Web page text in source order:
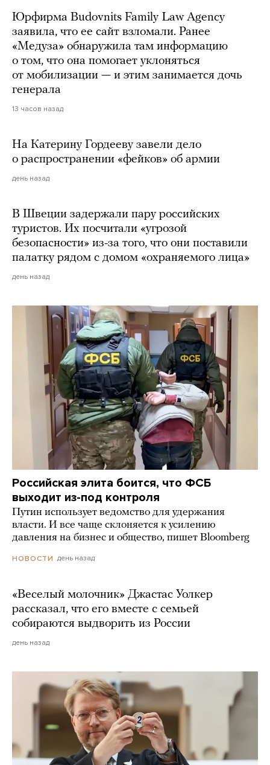
Юрфирма Budovnits Family Law Agency
заявила, что ее сайт взломали. Ранее
«Медуза» обнаружила там информацию
о том, что она помогает уклоняться
от мобилизации — и этим занимается дочь
генерала
13 часов назад
На Катерину Гордееву завели дело
о распространении «фейков» об армии
день назад
В Швеции задержали пару российских
туристов. Их посчитали «угрозой
безопасности» из-за того, что они поставили
палатку рядом с домом «охраняемого лица»
день назад
Российская элита боится, что ФСБ
выходит из-под контроля
Путин использует ведомство для удержания
власти. И все чаще склоняется к усилению
давления на бизнес и общество, пишет Bloomberg
НОВОСТИ день назад
«Веселый молочник» Джастас Уолкер
рассказал, что его вместе с семьей
собираются выдворить из России
день назад